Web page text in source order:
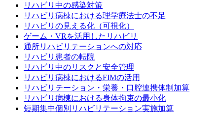
リハビリ中の感染対策
リハビリ病棟における理学療法士の不足
リハビリの見える化（可視化）
ゲーム・VRを活用したリハビリ
通所リハビリテーションへの対応
リハビリ患者の転院
リハビリ中のリスクと安全管理
リハビリ病棟におけるFIMの活用
リハビリテーション・栄養・口腔連携体制加算
リハビリ病棟における身体拘束の最小化
短期集中個別リハビリテーション実施加算